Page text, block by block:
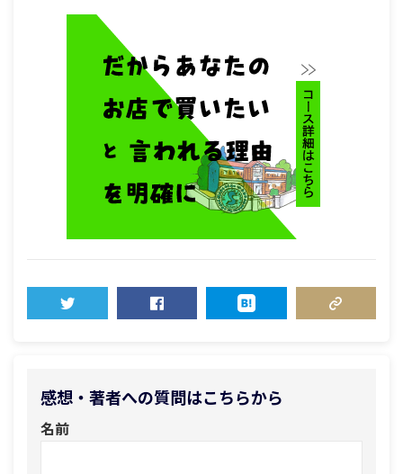
感想・著者への質問はこちらから
名前